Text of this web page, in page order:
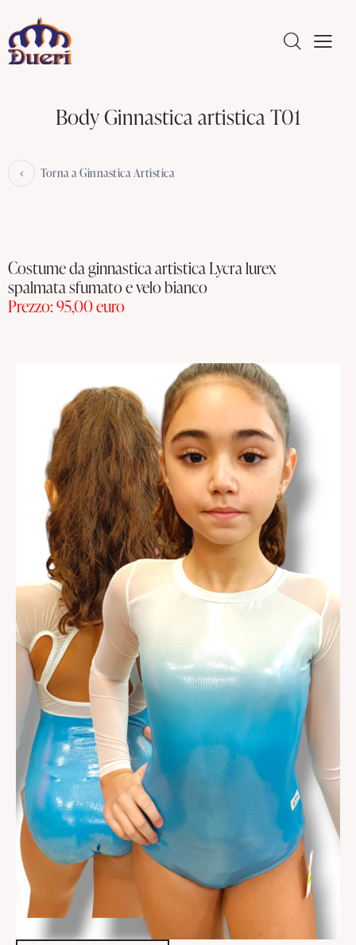
Body Ginnastica artistica T01
Torna a Ginnastica Artistica
Costume da ginnastica artistica Lycra lurex
spalmata sfumato e velo bianco
Prezzo: 95,00 euro